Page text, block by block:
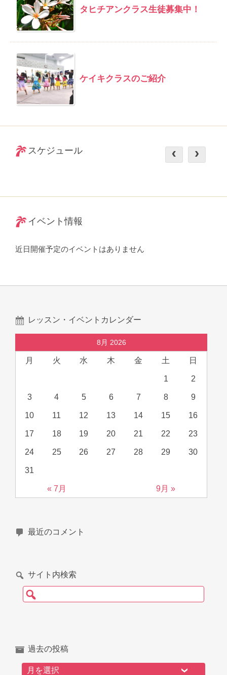
タヒチアンクラス生徒募集中！
ケイキクラスのご紹介
スケジュール
イベント情報
近日開催予定のイベントはありません
レッスン・イベントカレンダー
8月 2026
月 火 水 木 金 土 日
« 7月 9月 »
1 2
3 4 5 6 7 8 9
10 11 12 13 14 15 16
17 18 19 20 21 22 23
24 25 26 27 28 29 30
31
最近のコメント
サイト内検索
検索:
過去の投稿